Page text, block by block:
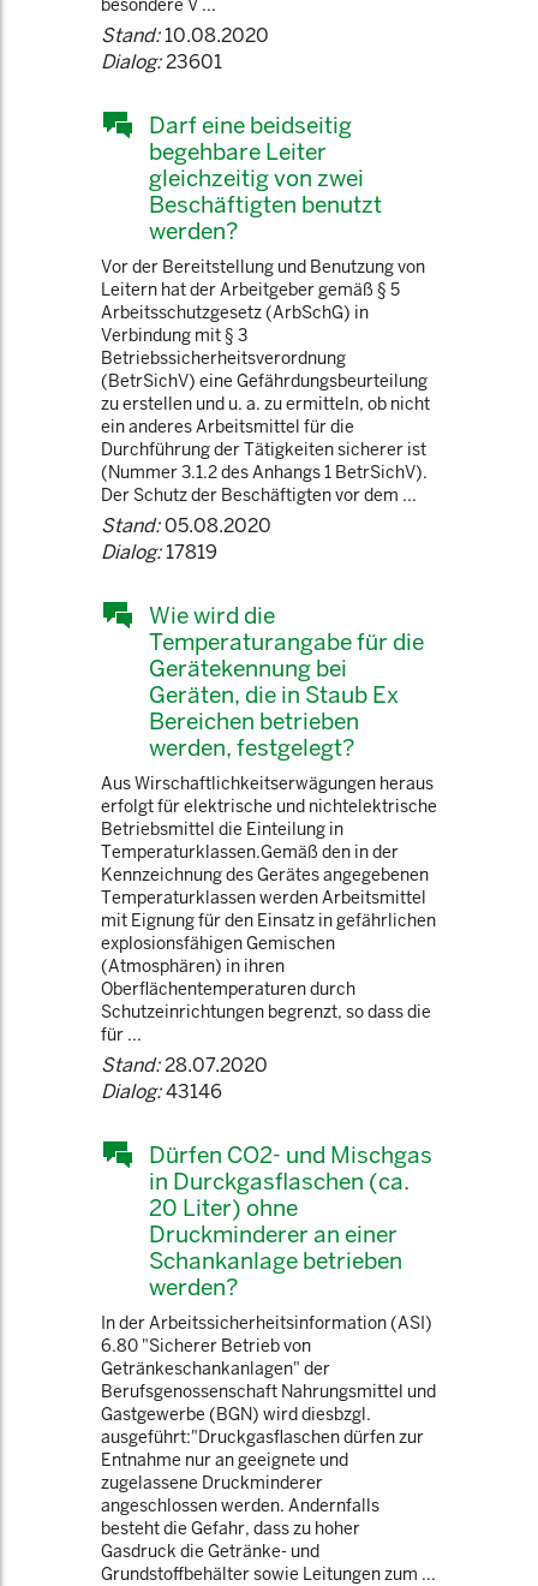
besondere V ...
Stand:10.08.2020
Dialog:23601
Darf eine beidseitig
begehbare Leiter
gleichzeitig von zwei
Beschäftigten benutzt
werden?
Vor der Bereitstellung und Benutzung von
Leitern hat der Arbeitgeber gemäß § 5
Arbeitsschutzgesetz (ArbSchG) in
Verbindung mit § 3
Betriebssicherheitsverordnung
(BetrSichV) eine Gefährdungsbeurteilung
zu erstellen und u. a. zu ermitteln, ob nicht
ein anderes Arbeitsmittel für die
Durchführung der Tätigkeiten sicherer ist
(Nummer 3.1.2 des Anhangs 1 BetrSichV).
Der Schutz der Beschäftigten vor dem ...
Stand:05.08.2020
Dialog:17819
Wie wird die
Temperaturangabe für die
Gerätekennung bei
Geräten, die in Staub Ex
Bereichen betrieben
werden, festgelegt?
Aus Wirschaftlichkeitserwägungen heraus
erfolgt für elektrische und nichtelektrische
Betriebsmittel die Einteilung in
Temperaturklassen.Gemäß den in der
Kennzeichnung des Gerätes angegebenen
Temperaturklassen werden Arbeitsmittel
mit Eignung für den Einsatz in gefährlichen
explosionsfähigen Gemischen
(Atmosphären) in ihren
Oberflächentemperaturen durch
Schutzeinrichtungen begrenzt, so dass die
für ...
Stand:28.07.2020
Dialog:43146
Dürfen CO2- und Mischgas
in Durckgasflaschen (ca.
20 Liter) ohne
Druckminderer an einer
Schankanlage betrieben
werden?
In der Arbeitssicherheitsinformation (ASI)
6.80 "Sicherer Betrieb von
Getränkeschankanlagen" der
Berufsgenossenschaft Nahrungsmittel und
Gastgewerbe (BGN) wird diesbzgl.
ausgeführt:"Druckgasflaschen dürfen zur
Entnahme nur an geeignete und
zugelassene Druckminderer
angeschlossen werden. Andernfalls
besteht die Gefahr, dass zu hoher
Gasdruck die Getränke- und
Grundstoffbehälter sowie Leitungen zum ...